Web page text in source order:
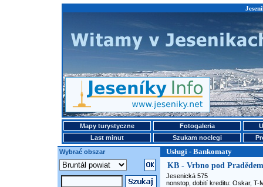
Mapy turystyczne Fotogaleria
Last minut
Szukam noclegi
Wybrać obszar
Usługi - Bankomaty
KB - Vrbno pod Pradědem
Jesenická 575
nonstop, dobití kreditu: Oskar, T-